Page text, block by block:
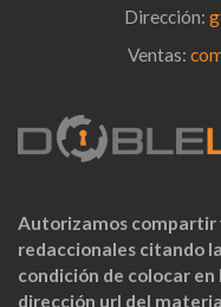
Dirección:
Ventas:
Autorizamos compartir
redaccionales citando
condición de colocar
dirección url del